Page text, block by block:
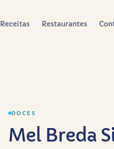
Receitas Restaurantes
DOCES
Mel Breda